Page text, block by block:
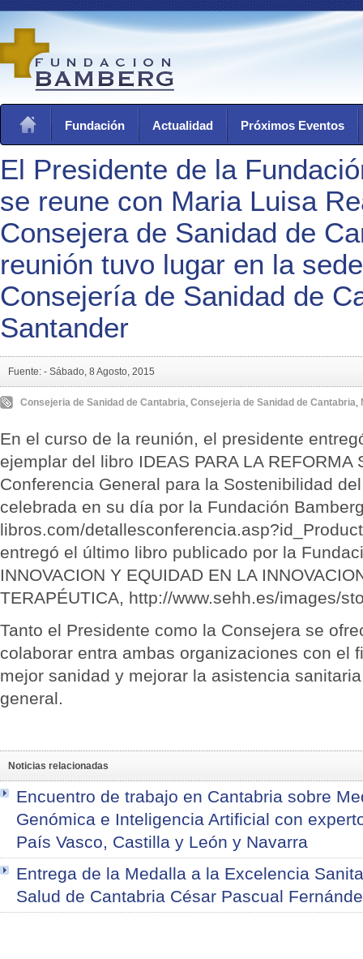
Fundación Actualidad Próximos Eventos
El Presidente de la
se reune con Maria Luisa
Consejera de Sanidad de
reunión tuvo lugar en la
Consejería de Sanidad de
Santander
Fuente: - Sábado, 8 Agosto, 2015
Consejeria de Sanidad de Cantabria, Consejeria de Sanidad de Cantabria,
En el curso de la reunión, el presidente
ejemplar del libro IDEAS PARA LA REFORMA
Conferencia General para la Sostenibilidad
celebrada en su día por la Fundación
libros.com/
entregó el último libro publicado por la
INNOVACION Y EQUIDAD EN LA
TERAPÉUTICA, http://www.sehh.es/images/
Tanto el Presidente como la Consejera se
colaborar entra ambas organizaciones con el
mejor sanidad y mejorar la asistencia
general.
Noticias relacionadas
Encuentro de trabajo en Cantabria sobre
Genómica e Inteligencia Artificial con
País Vasco, Castilla y León y Navarra
Entrega de la Medalla a la Excelencia
Salud de Cantabria César Pascual